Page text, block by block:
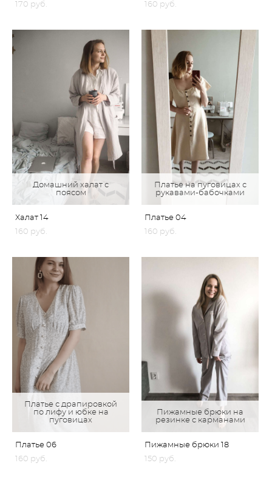
170 pуб.
160 pуб.
Домашний халат с
поясом
Халат 14
160 pуб.
Платье на пуговицах с
рукавами-бабочками
Платье 04
160 pуб.
Платье с драпировкой
по лифу и юбке на
пуговицах
Платье 06
160 pуб.
Пижамные брюки на
резинке с карманами
Пижамные брюки 18
150 pуб.